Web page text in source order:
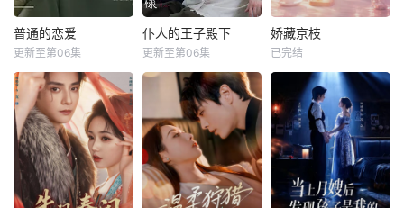
普通的恋爱
更新至第06集
仆人的王子殿下
更新至第06集
娇藏京枝
已完结